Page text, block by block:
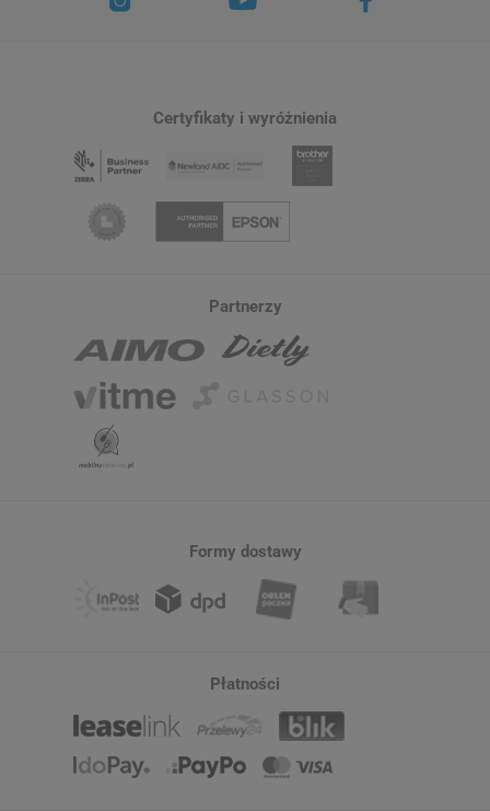
Certyfikaty i wyróżnienia
Partnerzy
Formy dostawy
Płatności